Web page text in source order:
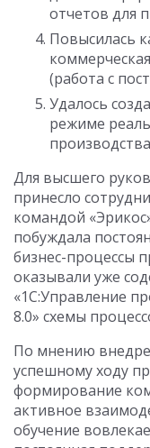
отчетов для
Повысилась
(работа с
Удалось
режиме
Для высшего
принесло
командой
побуждала
бизнес-процессы
оказывали уже
«1С:Управление
8.0» схемы
По мнению
успешному ходу
формирование
активное
обучение